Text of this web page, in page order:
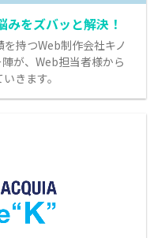
をズバッと解決！
持つWeb制作会社キノ
が、Web担当者様から
きます。